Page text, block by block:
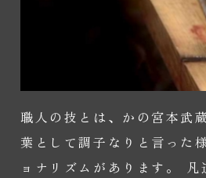
職人の技とは、かの宮本武
葉として調子なりと言った
ョナリズムがあります。 凡